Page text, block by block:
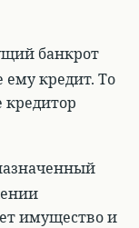
банкрот
кредит. То
кредитор
имущество и